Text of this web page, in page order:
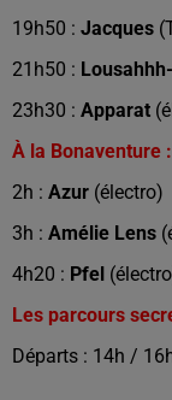
19h50 : Jacques
21h50 :
23h30 : Apparat
À la Bonaventure :
2h : Azur (électro)
3h : Amélie Lens
4h20 : Pfel
Les parcours
Départs : 14h /